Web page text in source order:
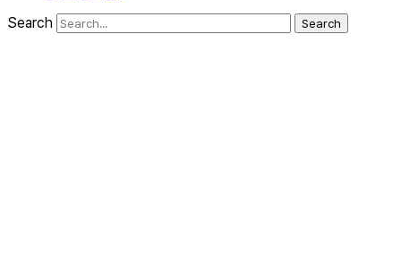
Search
Search